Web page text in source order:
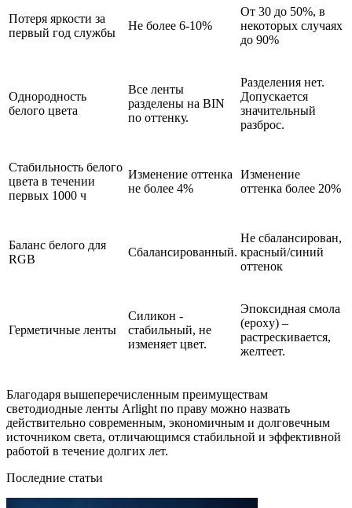
Потеря яркости за
первый год службы
Не более 6-10%
От 30 до 50%, в
некоторых случаях
до 90%
Однородность
белого цвета
Все ленты
разделены на BIN
по оттенку.
Разделения нет.
Допускается
значительный
разброс.
Стабильность белого
цвета в течении
первых 1000 ч
Изменение оттенка
не более 4%
Изменение
оттенка более 20%
Баланс белого для
RGB
Сбалансированный.
Не сбалансирован,
красный/синий
оттенок
Герметичные ленты
Силикон -
стабильный, не
изменяет цвет.
Эпоксидная смола
(epoxy) –
растрескивается,
желтеет.
Благодаря вышеперечисленным преимуществам
светодиодные ленты Arlight по праву можно назвать
действительно современным, экономичным и долговечным
источником света, отличающимся стабильной и эффективной
работой в течение долгих лет.
Последние статьи